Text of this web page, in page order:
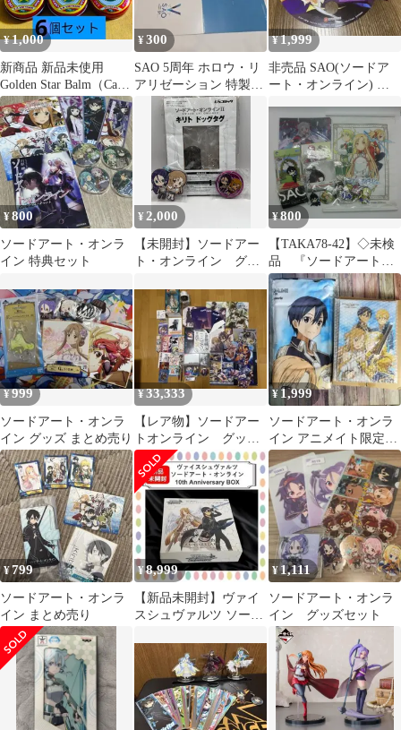
¥1,000
新商品 新品未使用
Golden Star Balm（Cao
Sao vang） 6個 Golden
star balm 3g ゴールデン
スター 6個セット タ
ルコフ
¥300
SAO 5周年 ホロウ・リ
アリゼーション 特製台
紙付きイラストカード
¥1,999
非売品 SAO(ソードア
ート・オンライン) 夜
ー・うちわ
¥800
ソードアート・オンラ
イン 特典セット
¥2,000
【未開封】ソードアー
ト・オンライン グッ
¥800
【TAKA78-42】◇未検
品 『ソードアート・
オンライン グッズ12
点セット』 まとめ売
り SAO
¥999
ソードアート・オンラ
イン グッズ まとめ売り
¥33,333
【レア物】ソードアー
トオンライン グッズ
まとめ
¥ 1,999
ソードアート・オンラ
イン アニメイト限定セ
ット
¥799
ソードアート・オンラ
イン まとめ売り
¥8,999
【新品未開封】ヴァイ
スシュヴァルツ ソード
周年記念
¥1,111
ソードアート・オンラ
イン グッズセット